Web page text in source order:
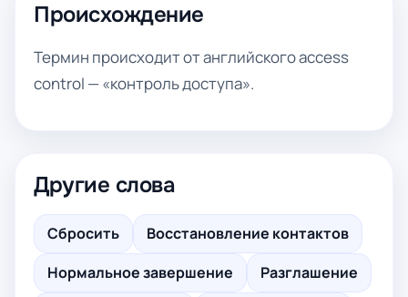
Происхождение
Термин происходит от английского access
control — «контроль доступа».
Другие слова
Сбросить
Восстановление контактов
Нормальное завершение
Разглашение